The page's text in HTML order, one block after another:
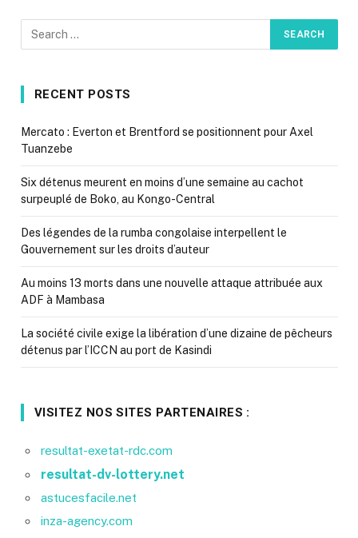
RECENT POSTS
Mercato : Everton et Brentford se positionnent pour Axel
Tuanzebe
Six détenus meurent en moins d’une semaine au cachot
surpeuplé de Boko, au Kongo-Central
Des légendes de la rumba congolaise interpellent le
Gouvernement sur les droits d’auteur
Au moins 13 morts dans une nouvelle attaque attribuée aux
ADF à Mambasa
La société civile exige la libération d’une dizaine de pêcheurs
détenus par l’ICCN au port de Kasindi
VISITEZ NOS SITES PARTENAIRES :
resultat-exetat-rdc.com
resultat-dv-lottery.net
astucesfacile.net
inza-agency.com